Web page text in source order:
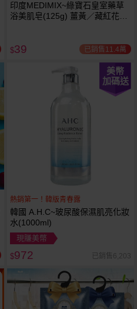
印度MEDIMIX~綠寶石皇室藥草
浴美肌皂(125g) 薑黃／藏紅花／
$39 已銷售11.4萬
美幣
加碼送
熱銷第一！韓版青春露
韓國 A.H.C~玻尿酸保濕肌亮化妝
水(1000ml)
現賺美幣
$972 已銷售6,203